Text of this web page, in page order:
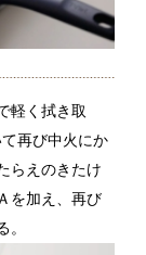
たら、